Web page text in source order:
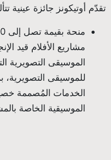
تقدّم أوتيكونز جائزة عينية
مشاريع الأفلام قيد
الموسيقى التصويرية
للموسيقى
الخدمات المُصممة
الموسيقية الخاصة